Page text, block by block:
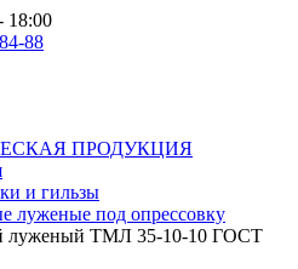
18:00
88
ПРОДУКЦИЯ
и гильзы
луженые под опрессовку
луженый ТМЛ 35-10-10 ГОСТ